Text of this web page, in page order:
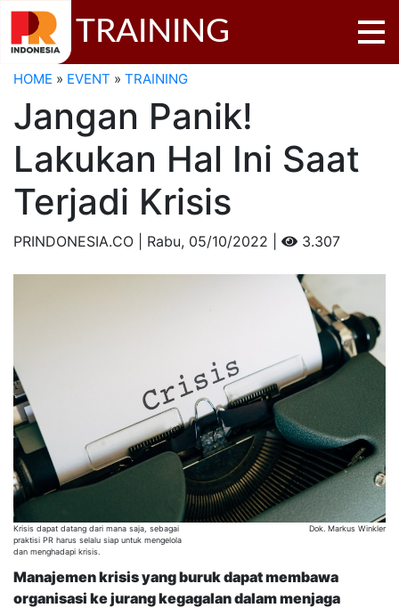
TRAINING
HOME » EVENT » TRAINING
Jangan Panik!
Lakukan Hal Ini Saat
Terjadi Krisis
PRINDONESIA.CO | Rabu, 05/10/2022 | 3.307
Krisis dapat datang dari mana saja, sebagai
praktisi PR harus selalu siap untuk mengelola
dan menghadapi krisis.
Dok. Markus Winkler
Manajemen krisis yang buruk dapat membawa
organisasi ke jurang kegagalan dalam menjaga